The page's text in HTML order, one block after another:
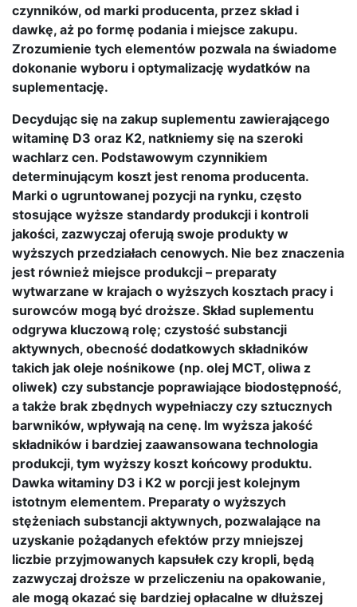
czynników, od marki producenta, przez skład i
dawkę, aż po formę podania i miejsce zakupu.
Zrozumienie tych elementów pozwala na świadome
dokonanie wyboru i optymalizację wydatków na
suplementację.
Decydując się na zakup suplementu zawierającego
witaminę D3 oraz K2, natkniemy się na szeroki
wachlarz cen. Podstawowym czynnikiem
determinującym koszt jest renoma producenta.
Marki o ugruntowanej pozycji na rynku, często
stosujące wyższe standardy produkcji i kontroli
jakości, zazwyczaj oferują swoje produkty w
wyższych przedziałach cenowych. Nie bez znaczenia
jest również miejsce produkcji – preparaty
wytwarzane w krajach o wyższych kosztach pracy i
surowców mogą być droższe. Skład suplementu
odgrywa kluczową rolę; czystość substancji
aktywnych, obecność dodatkowych składników
takich jak oleje nośnikowe (np. olej MCT, oliwa z
oliwek) czy substancje poprawiające biodostępność,
a także brak zbędnych wypełniaczy czy sztucznych
barwników, wpływają na cenę. Im wyższa jakość
składników i bardziej zaawansowana technologia
produkcji, tym wyższy koszt końcowy produktu.
Dawka witaminy D3 i K2 w porcji jest kolejnym
istotnym elementem. Preparaty o wyższych
stężeniach substancji aktywnych, pozwalające na
uzyskanie pożądanych efektów przy mniejszej
liczbie przyjmowanych kapsułek czy kropli, będą
zazwyczaj droższe w przeliczeniu na opakowanie,
ale mogą okazać się bardziej opłacalne w dłuższej